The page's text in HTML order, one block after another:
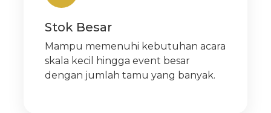
Stok Besar
Mampu memenuhi kebutuhan acara
skala kecil hingga event besar
dengan jumlah tamu yang banyak.